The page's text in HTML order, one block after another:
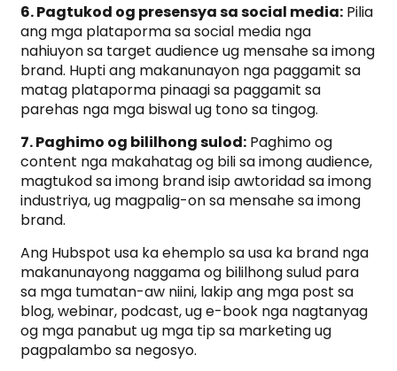
6. Pagtukod og presensya sa social media:Pilia
ang mga plataporma sa social media nga
nahiuyon sa target audience ug mensahe sa imong
brand. Hupti ang makanunayon nga paggamit sa
matag plataporma pinaagi sa paggamit sa
parehas nga mga biswal ug tono sa tingog.
7. Paghimo og bililhong sulod:Paghimo og
content nga makahatag og bili sa imong audience,
magtukod sa imong brand isip awtoridad sa imong
industriya, ug magpalig-on sa mensahe sa imong
brand.
Ang Hubspot usa ka ehemplo sa usa ka brand nga
makanunayong naggama og bililhong sulud para
sa mga tumatan-aw niini, lakip ang mga post sa
blog, webinar, podcast, ug e-book nga nagtanyag
og mga panabut ug mga tip sa marketing ug
pagpalambo sa negosyo.